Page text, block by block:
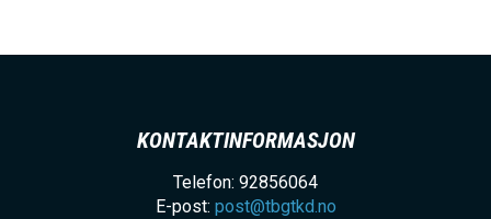
KONTAKTINFORMASJON
Telefon: 92856064
E-post: post@tbgtkd.no